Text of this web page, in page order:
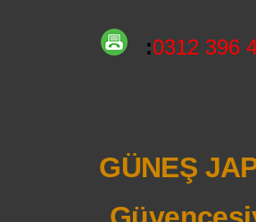
:0312 396
GÜNEŞ